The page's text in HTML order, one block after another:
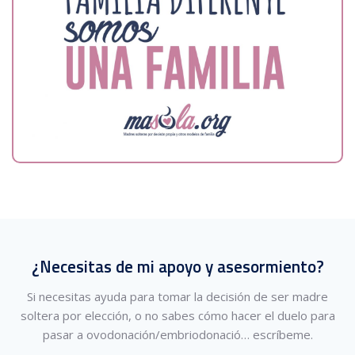
¿Necesitas de mi apoyo y asesormiento?
Si necesitas ayuda para tomar la decisión de ser madre
soltera por elección, o no sabes cómo hacer el duelo para
pasar a ovodonación/embriodonació… escríbeme.